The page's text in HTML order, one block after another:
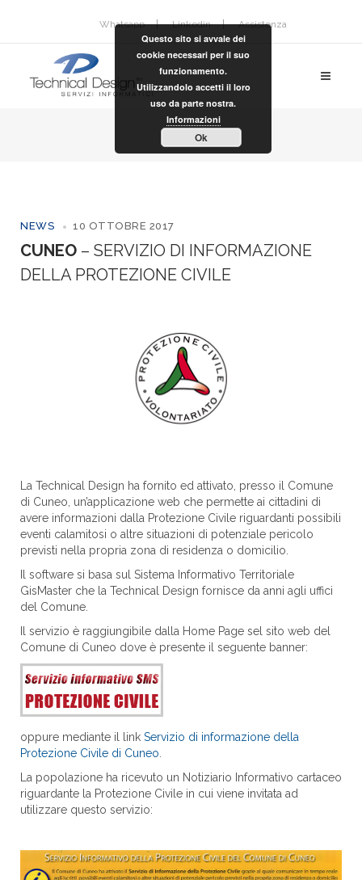
Whatsapp Linkedin Assistenza
NEWS 10 OTTOBRE 2017
CUNEO – SERVIZIO DI INFORMAZIONE
DELLA PROTEZIONE CIVILE
La Technical Design ha fornito ed attivato, presso il Comune
di Cuneo, un’applicazione web che permette ai cittadini di
avere informazioni dalla Protezione Civile riguardanti possibili
eventi calamitosi o altre situazioni di potenziale pericolo
previsti nella propria zona di residenza o domicilio.
Il software si basa sul Sistema Informativo Territoriale
GisMaster che la Technical Design fornisce da anni agli uffici
del Comune.
Il servizio è raggiungibile dalla Home Page sel sito web del
Comune di Cuneo dove è presente il seguente banner:
oppure mediante il link Servizio di informazione della
Protezione Civile di Cuneo.
La popolazione ha ricevuto un Notiziario Informativo cartaceo
riguardante la Protezione Civile in cui viene invitata ad
utilizzare questo servizio:
Questo sito si avvale dei
cookie necessari per il suo
funzionamento.
Utilizzandolo accetti il loro
uso da parte nostra.
Informazioni
Ok